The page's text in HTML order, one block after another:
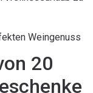
Weingenuss
20